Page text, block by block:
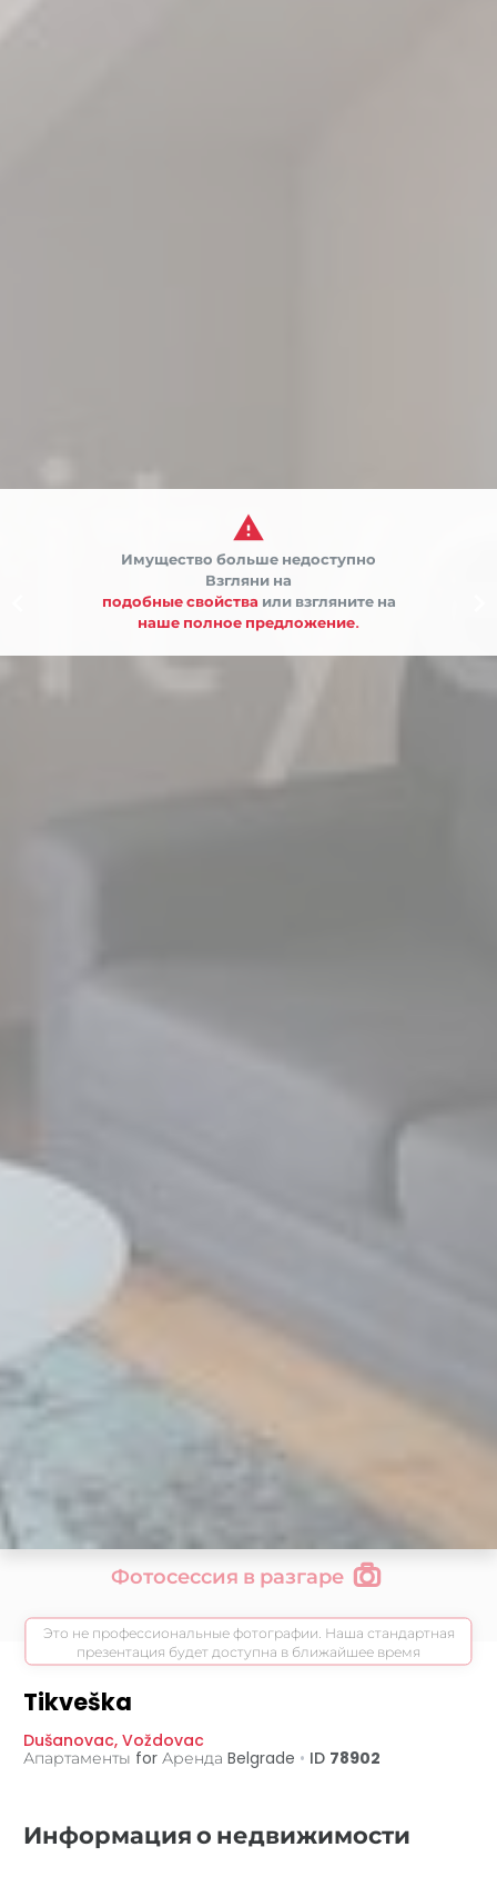
Фотосессия в разгаре
Это не профессиональные фотографии. Наша стандартная
презентация будет доступна в ближайшее время

Имущество больше недоступно
Взгляни на
подобные свойства или взгляните на
наше полное предложение.
Tikveška
Dušanovac, Voždovac
Апартаменты for Аренда Belgrade • ID 78902
Информация о недвижимости